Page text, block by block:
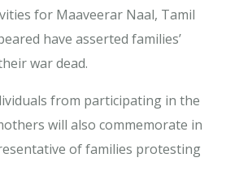
for Maaveerar Naal, Tamil
have asserted families’
war dead.
from participating in the
will also commemorate in
of families protesting